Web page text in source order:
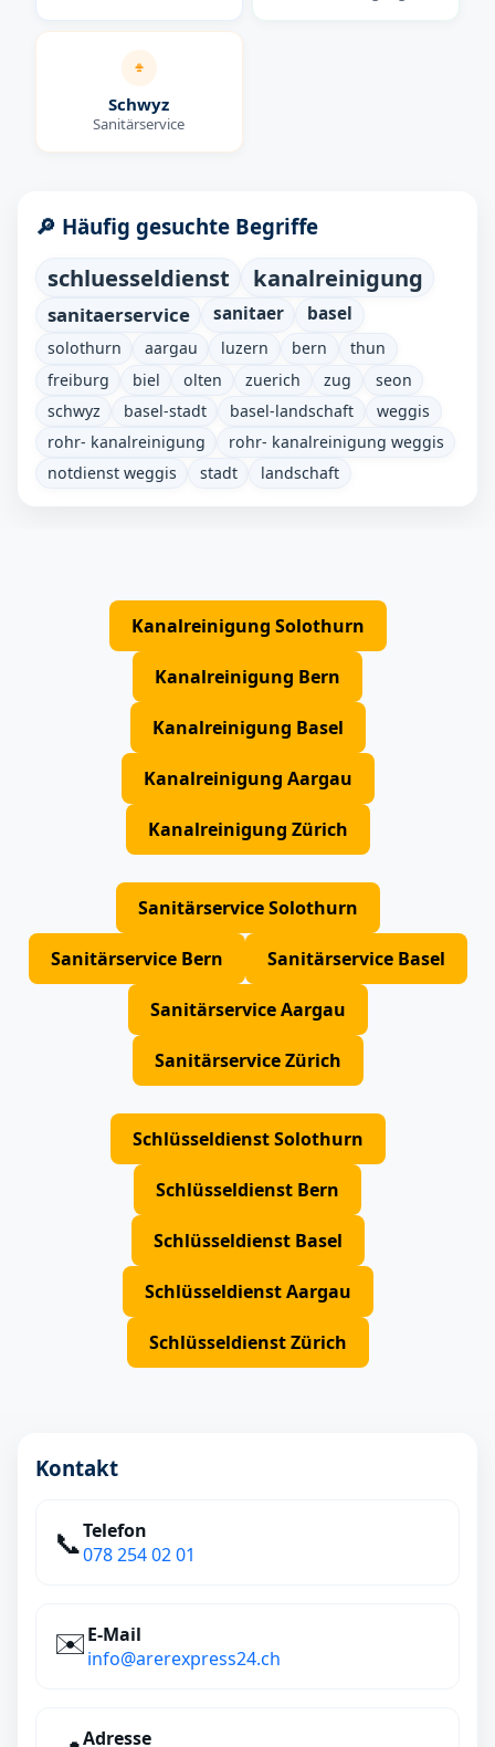
Schwyz
Sanitärservice
🔎 Häufig gesuchte Begriffe
schluesseldienst kanalreinigung
sanitaerservice sanitaer basel
solothurn aargau luzern bern
thun
freiburg
biel olten zuerich zug
seon
schwyz
basel-stadt basel-landschaft
weggis
rohr- kanalreinigung
rohr- kanalreinigung weggis
notdienst weggis
stadt landschaft
Kanalreinigung Solothurn
Kanalreinigung Bern
Kanalreinigung Basel
Kanalreinigung Aargau
Kanalreinigung Zürich
Sanitärservice Solothurn
Sanitärservice Bern Sanitärservice Basel
Sanitärservice Aargau
Sanitärservice Zürich
Schlüsseldienst Solothurn
Schlüsseldienst Bern
Schlüsseldienst Basel
Schlüsseldienst Aargau
Schlüsseldienst Zürich
Kontakt
📞Telefon
078 254 02 01
✉️E‑Mail
info@arerexpress24.ch
Adresse